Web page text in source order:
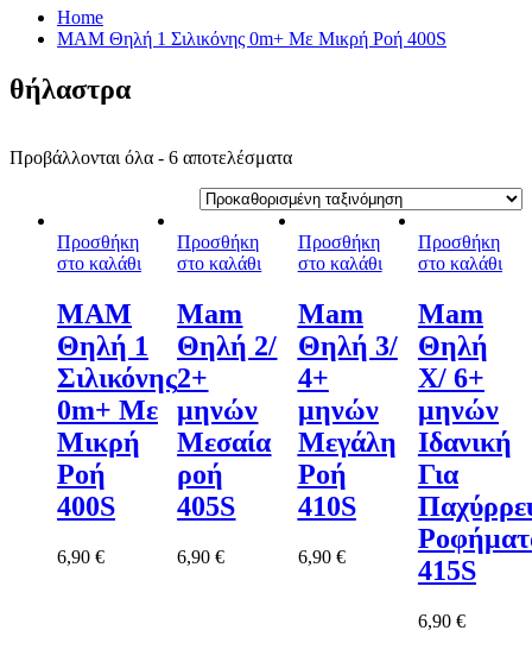
Home
MAM Θηλή 1 Σιλικόνης 0m+ Με Μικρή Ροή 400S
θήλαστρα
Προβάλλονται όλα - 6 αποτελέσματα
Προσθήκη
στο καλάθι
MAM
Θηλή 1
Σιλικόνης
0m+ Με
Μικρή
Ροή
400S
6,90 €
Προσθήκη
στο καλάθι
Mam
Θηλή 2/
2+
μηνών
Μεσαία
ροή
405S
6,90€
Προσθήκη
στο καλάθι
Mam
Θηλή 3/
4+
μηνών
Μεγάλη
Ροή
410S
6,90 €
Προσθήκη
στο καλάθι
Mam
Θηλή
X/ 6+
μηνών
Ιδανική
Για
415S
6,90 €